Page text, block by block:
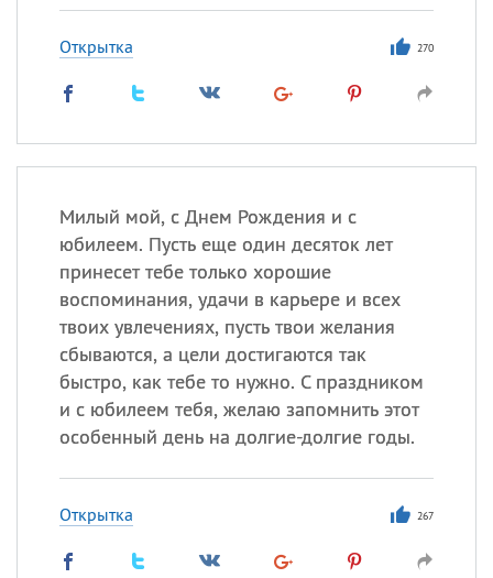
Открытка 270
Милый мой, с Днем Рождения и с
юбилеем. Пусть еще один десяток лет
принесет тебе только хорошие
воспоминания, удачи в карьере и всех
твоих увлечениях, пусть твои желания
сбываются, а цели достигаются так
быстро, как тебе то нужно. С праздником
и с юбилеем тебя, желаю запомнить этот
особенный день на долгие-долгие годы.
Открытка 267